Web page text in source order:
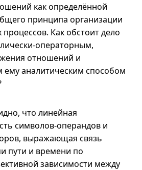
как определённой
принципа организации
Как обстоит дело
операторным,
отношений и
ему аналитическим способом
что линейная
символов-операндов и
выражающая связь
пути и времени по
зависимости между